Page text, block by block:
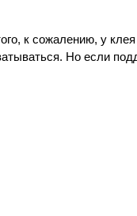
к сожалению, у
Но если